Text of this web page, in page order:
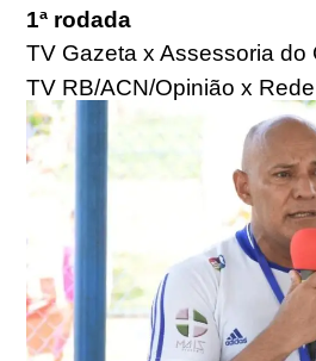
1ª rodada
TV Gazeta x Assessoria do
TV RB/ACN/Opinião x